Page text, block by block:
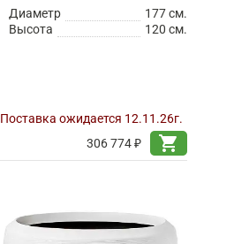
Диаметр
177 см.
Высота
120 см.
Поставка ожидается 12.11.26г.
306 774 ₽
shopping_cart